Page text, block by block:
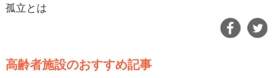
孤立とは
高齢者施設のおすすめ記事